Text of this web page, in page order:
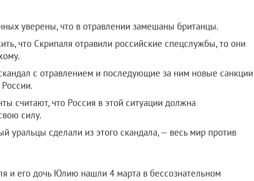
уверены, что в отравлении замешаны британцы.
что Скрипаля отравили российские спецслужбы, то они
с отравлением и последующие за ним новые санкции
считают, что Россия в этой ситуации должна
силу.
уральцы сделали из этого скандала, — весь мир против
и его дочь Юлию нашли 4 марта в бессознательном